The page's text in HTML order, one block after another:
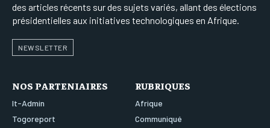
des articles récents sur des sujets variés, allant des élections
présidentielles aux initiatives technologiques en Afrique.
NEWSLETTER
NOS PARTENIAIRES
It-Admin
Togoreport
RUBRIQUES
Afrique
Communiqué